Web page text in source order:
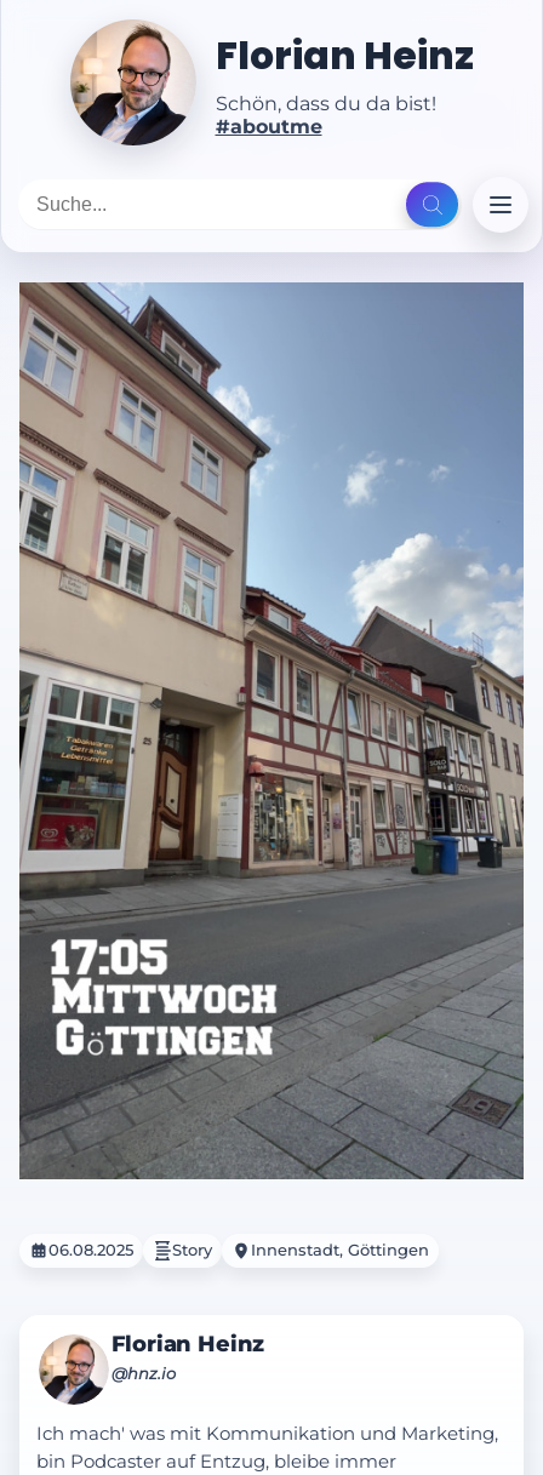
Florian Heinz
Schön, dass du da bist!
#aboutme
06.08.2025 Story Innenstadt, Göttingen
Florian Heinz
@hnz.io
Ich mach' was mit Kommunikation und Marketing,
bin Podcaster auf Entzug, bleibe immer